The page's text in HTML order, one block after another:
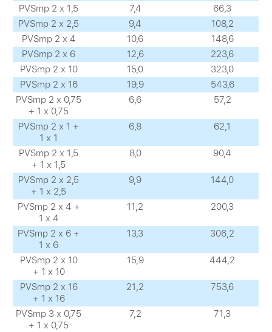
PVSmp 2 х 1,5
7,4
66,3
PVSmp 2 х 2,5
9,4
108,2
PVSmp 2 х 4
10,6
148,6
PVSmp 2 х 6
12,6
223,6
PVSmp 2 х 10
15,0
323,0
PVSmp 2 х 16
19,9
543,6
PVSmp 2 х 0,75
+ 1 х 0,75
6,6 57,2
PVSmp 2 х 1 +
1 х 1
6,8 62,1
PVSmp 2 х 1,5
+ 1 х 1,5
8,0 90,4
PVSmp 2 х 2,5
+ 1 х 2,5
9,9 144,0
PVSmp 2 х 4 +
1 х 4
11,2 200,3
PVSmp 2 х 6 +
1 х 6
13,3 306,2
PVSmp 2 х 10
+ 1 х 10
15,9 444,2
PVSmp 2 х 16
+ 1 х 16
21,2 753,6
PVSmp 3 х 0,75
+ 1 х 0,75
7,2 71,3